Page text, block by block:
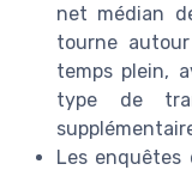
net médian
tourne
temps plein,
type de
Les enquêtes